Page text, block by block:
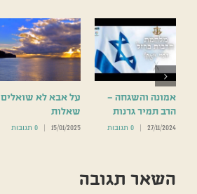
על אבא לא שואלים
שאלות
15/01/2025
| 0 תגובות
אמונה והשגחה –
הרב תמיר גרנות
27/11/2024
| 0 תגובות
השאר תגובה